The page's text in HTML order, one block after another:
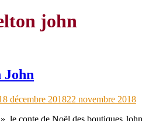
john
John
décembre 201822 novembre 2018
le conte de Noël des boutiques John